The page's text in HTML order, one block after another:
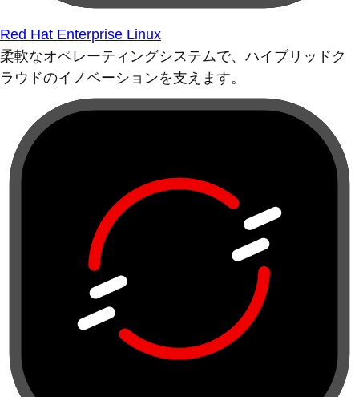
Red Hat Enterprise Linux
柔軟なオペレーティングシステムで、ハイブリッドク
ラウドのイノベーションを支えます。